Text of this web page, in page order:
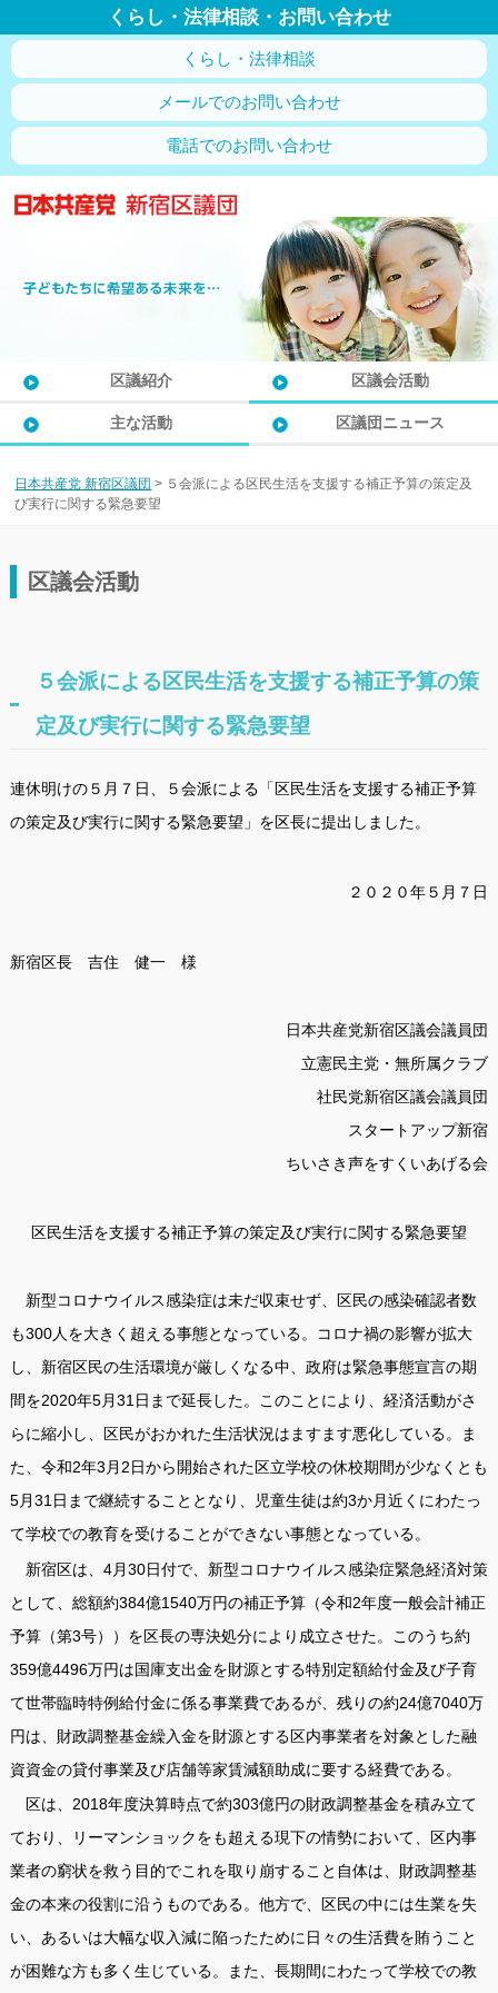
くらし・法律相談・お問い合わせ
くらし・法律相談
メールでのお問い合わせ
電話でのお問い合わせ
区議紹介 区議会活動
主な活動 区議団ニュース
日本共産党 新宿区議団 > ５会派による区民生活を支援する補正予算の策定及
び実行に関する緊急要望
区議会活動
５会派による区民生活を支援する補正予算の策
定及び実行に関する緊急要望
連休明けの５月７日、５会派による「区民生活を支援する補正予算
の策定及び実行に関する緊急要望」を区長に提出しました。
２０２０年５月７日
新宿区長 吉住 健一 様
日本共産党新宿区議会議員団
立憲民主党・無所属クラブ
社民党新宿区議会議員団
スタートアップ新宿
ちいさき声をすくいあげる会
区民生活を支援する補正予算の策定及び実行に関する緊急要望
新型コロナウイルス感染症は未だ収束せず、区民の感染確認者数
も300人を大きく超える事態となっている。コロナ禍の影響が拡大
し、新宿区民の生活環境が厳しくなる中、政府は緊急事態宣言の期
間を2020年5月31日まで延長した。このことにより、経済活動がさ
らに縮小し、区民がおかれた生活状況はますます悪化している。ま
た、令和2年3月2日から開始された区立学校の休校期間が少なくとも
5月31日まで継続することとなり、児童生徒は約3か月近くにわたっ
て学校での教育を受けることができない事態となっている。
新宿区は、4月30日付で、新型コロナウイルス感染症緊急経済対策
として、総額約384億1540万円の補正予算（令和2年度一般会計補正
予算（第3号））を区長の専決処分により成立させた。このうち約
359億4496万円は国庫支出金を財源とする特別定額給付金及び子育
て世帯臨時特例給付金に係る事業費であるが、残りの約24億7040万
円は、財政調整基金繰入金を財源とする区内事業者を対象とした融
資資金の貸付事業及び店舗等家賃減額助成に要する経費である。
区は、2018年度決算時点で約303億円の財政調整基金を積み立て
ており、リーマンショックをも超える現下の情勢において、区内事
業者の窮状を救う目的でこれを取り崩すること自体は、財政調整基
金の本来の役割に沿うものである。他方で、区民の中には生業を失
い、あるいは大幅な収入減に陥ったために日々の生活費を賄うこと
が困難な方も多く生じている。また、長期間にわたって学校での教